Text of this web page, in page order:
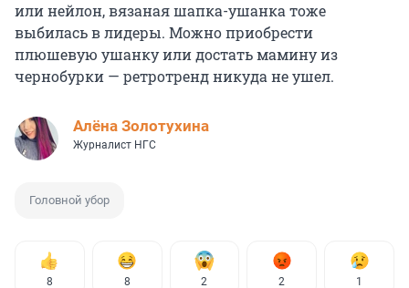
или нейлон, вязаная шапка-ушанка тоже
выбилась в лидеры. Можно приобрести
плюшевую ушанку или достать мамину из
чернобурки — ретротренд никуда не ушел.
Алёна Золотухина
Журналист НГС
Головной убор
8 8 2 2 1